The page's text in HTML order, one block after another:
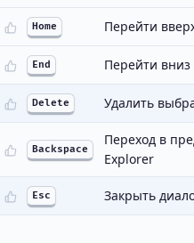
Home Перейти
End Перейти
Delete Удалить
Backspace
Переход в
Explorer
Esc Закрыть